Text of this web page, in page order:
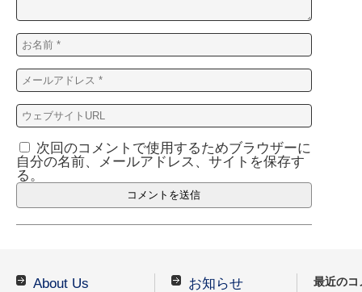
次回のコメントで使用するためブラウザーに
自分の名前、メールアドレス、サイトを保存す
る。
About Us
お知らせ
最近のコ